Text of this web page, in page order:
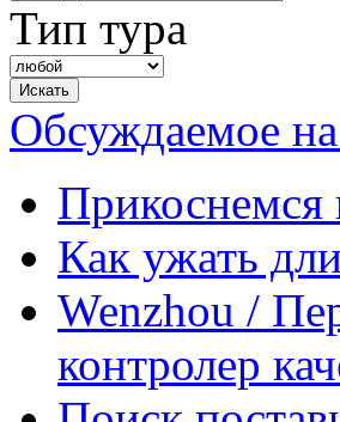
Тип тура
Обсуждаемое
Прикоснемся
Как ужать
Wenzhou /
контролер